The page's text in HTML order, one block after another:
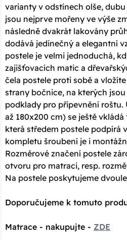
varianty v odstínech olše,
jsou nejprve mořeny ve výše
následně dvakrát lakovány
dodává jedinečný a elegantní
postele je velmi jednoduchá,
zajišťovacích matic a
čela postele proti sobě a
strany bočnice, na kterých
podklady pro připevnění roštu.
až 180x200 cm) se ještě
která středem postele podpírá
kompletu šroubení je i
Rozměrové značení postele
otvoru pro matraci, resp.
Na postele poskytujeme
Doporučujeme k tomuto
Matrace - nakupujte - ZDE